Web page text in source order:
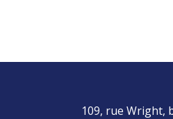
109, rue Wright,